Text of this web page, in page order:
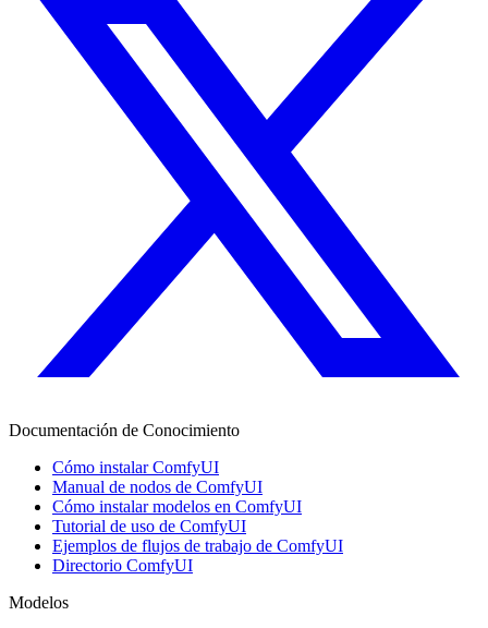
Documentación de Conocimiento
Cómo instalar ComfyUI
Manual de nodos de ComfyUI
Cómo instalar modelos en ComfyUI
Tutorial de uso de ComfyUI
Ejemplos de flujos de trabajo de ComfyUI
Directorio ComfyUI
Modelos